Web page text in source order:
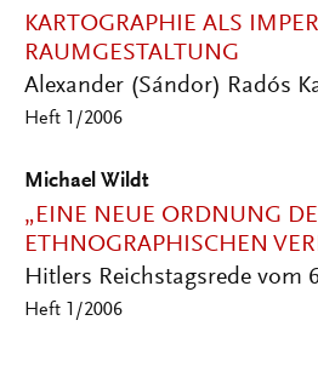
KARTOGRAPHIE ALS
RAUMGESTALTUNG
Alexander (Sándor) Radós
Heft 1/2006
Michael Wildt
„EINE NEUE ORDNUNG
ETHNOGRAPHISCHEN
Hitlers Reichstagsrede vom
Heft 1/2006